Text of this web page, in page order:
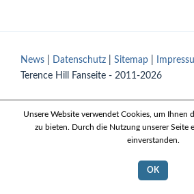
News Datenschutz Sitemap
Terence Hill Fanseite - 2011-2026
Unsere Website verwendet Cookies, um Ihnen
zu bieten. Durch die Nutzung unserer Seite
einverstanden.
OK